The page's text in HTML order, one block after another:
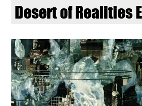
m
e
d
Desert of Realities